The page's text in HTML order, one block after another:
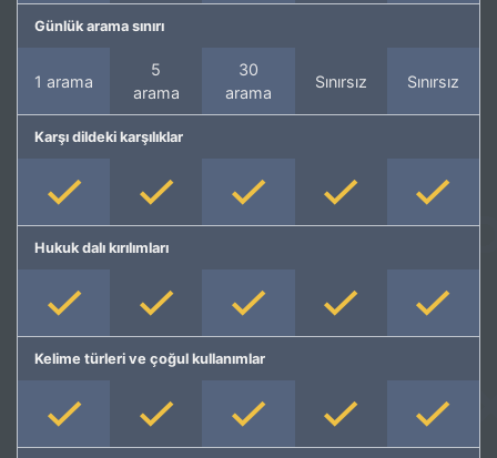
Günlük arama sınırı
1 arama
5
arama
30
arama
Sınırsız Sınırsız
Karşı dildeki karşılıklar
Hukuk dalı kırılımları
Kelime türleri ve çoğul kullanımlar